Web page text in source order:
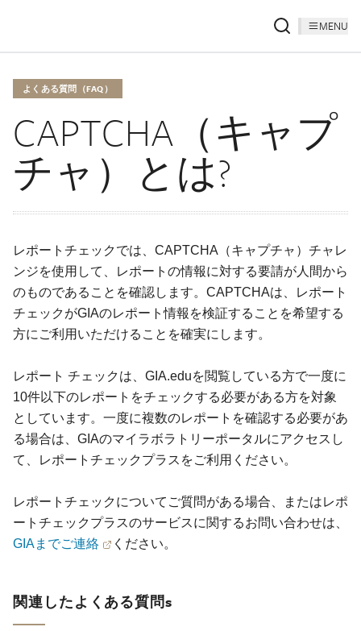
MENU
よくある質問（FAQ）
CAPTCHA（キャプ
チャ）とは?
レポートチェックでは、CAPTCHA（キャプチャ）チャレ
ンジを使用して、レポートの情報に対する要請が人間から
のものであることを確認します。CAPTCHAは、レポート
チェックがGIAのレポート情報を検証することを希望する
方にご利用いただけることを確実にします。
レポート チェックは、GIA.eduを閲覧している方で一度に
10件以下のレポートをチェックする必要がある方を対象
としています。一度に複数のレポートを確認する必要があ
る場合は、GIAのマイラボラトリーポータルにアクセスし
て、レポートチェックプラスをご利用ください。
レポートチェックについてご質問がある場合、またはレポ
ートチェックプラスのサービスに関するお問い合わせは、
GIAまでご連絡
ください。
関連したよくある質問s